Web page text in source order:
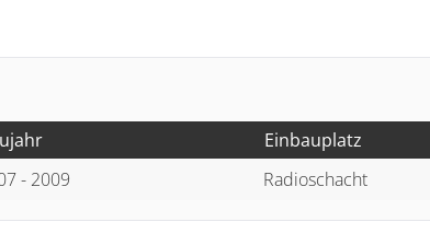
Einbauplatz
- 2009 Radioschacht